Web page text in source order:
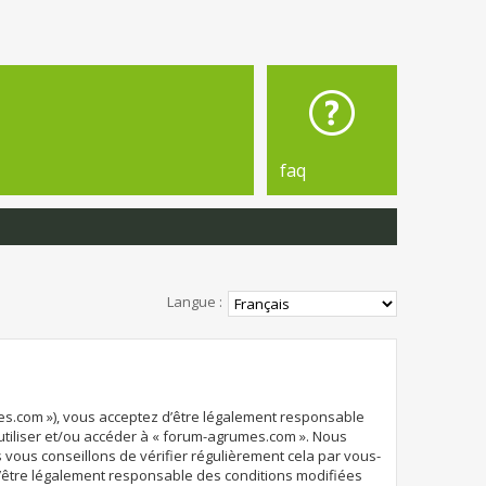
faq
Langue :
»), vous acceptez d’être légalement responsable
et/ou accéder à « forum-agrumes.com ». Nous
conseillons de vérifier régulièrement cela par vous-
légalement responsable des conditions modifiées